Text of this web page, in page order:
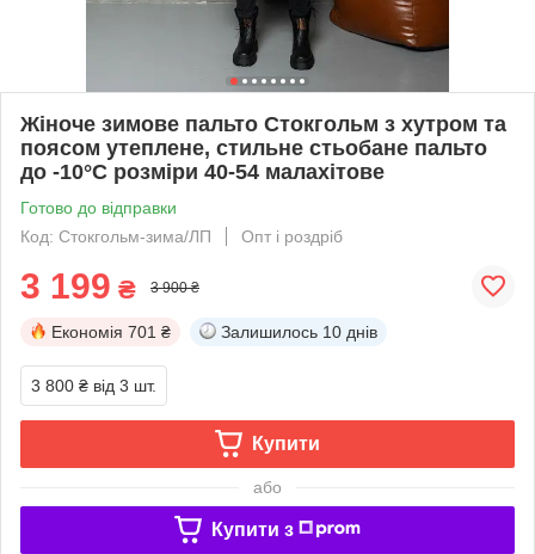
Жіноче зимове пальто Стокгольм з хутром та
поясом утеплене, стильне стьобане пальто
до -10°C розміри 40-54 малахітове
Готово до відправки
Код: Стокгольм-зима/ЛП
Опт і роздріб
3 199 ₴ 3 900 ₴
Економія 701 ₴ Залишилось 10 днів
3 800 ₴ від 3 шт.
Купити
або
Купити з